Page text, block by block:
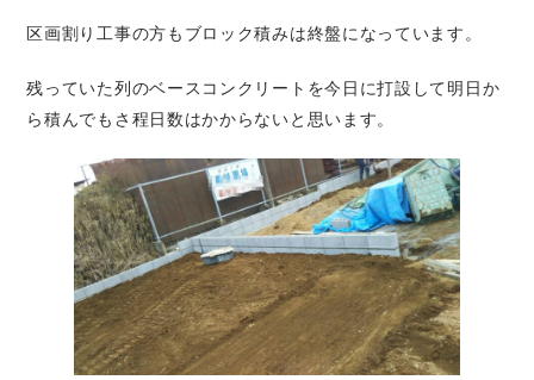
区画割り工事の方もブロック積みは終盤になっています。
残っていた列のベースコンクリートを今日に打設して明日か
ら積んでもさ程日数はかからないと思います。